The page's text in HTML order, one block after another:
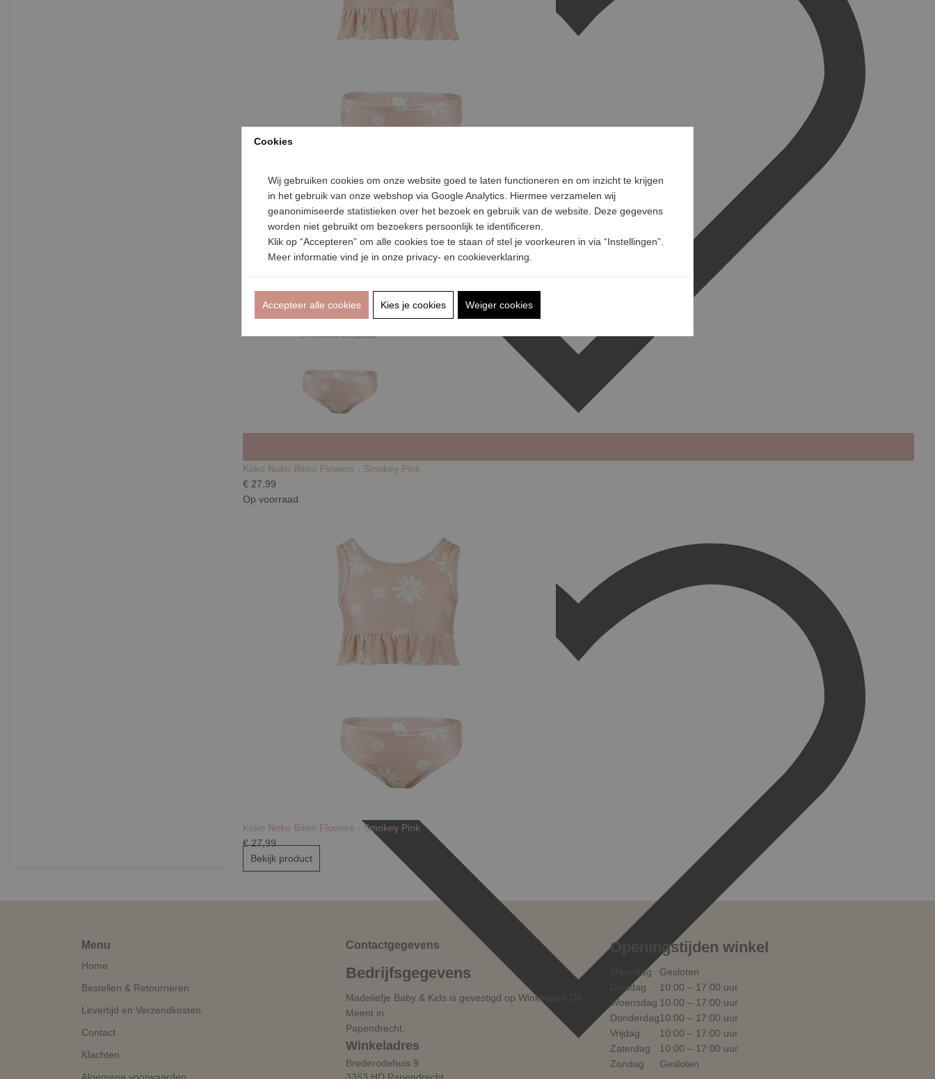
Koko Noko Bikini Flowers - Smokey Pink
€ 27,99
Bekijk product
Koko Noko Bikini Flowers - Smokey Pink
€ 27,99
Op voorraad
Koko Noko Bikini Flowers - Smokey Pink
€ 27,99
Bekijk product
Menu
Home
Bestellen & Retourneren
Levertijd en Verzendkosten
Contact
Klachten
Contactgegevens
Bedrijfsgegevens
Madeliefje Baby & Kids is gevestigd op Winkelpark De
Meent in
Papendrecht.
Winkeladres
Brederodehuis 9
Openingstijden winkel
Maandag
Gesloten
Dinsdag
10:00 – 17:00 uur
Woensdag 10:00 – 17:00 uur
Donderdag10:00 – 17:00 uur
Vrijdag
10:00 – 17:00 uur
Zaterdag
10:00 – 17:00 uur
Zondag
Gesloten
Cookies
Wij gebruiken cookies om onze website goed te laten functioneren en om inzicht te krijgen
in het gebruik van onze webshop via Google Analytics. Hiermee verzamelen wij
geanonimiseerde statistieken over het bezoek en gebruik van de website. Deze gegevens
worden niet gebruikt om bezoekers persoonlijk te identificeren.
Klik op “Accepteren” om alle cookies toe te staan of stel je voorkeuren in via “Instellingen”.
Meer informatie vind je in onze privacy- en cookieverklaring.
Accepteer alle cookies Kies je cookies Weiger cookies